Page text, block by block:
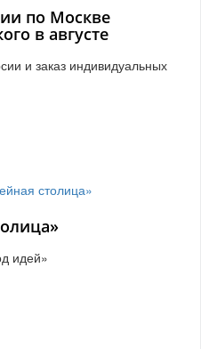
по Москве
в августе
и заказ индивидуальных
идей»